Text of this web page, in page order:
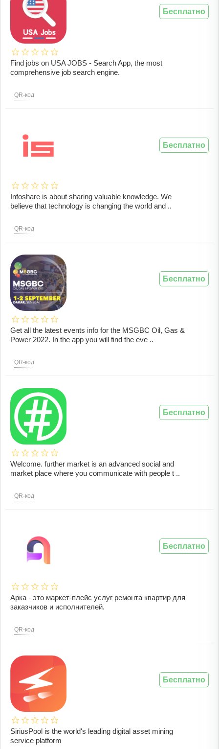
Find jobs on USA JOBS - Search App, the most
comprehensive job search engine.
QR-код
Бесплатно
Infoshare is about sharing valuable knowledge. We
believe that technology is changing the world and ..
QR-код
Бесплатно
Get all the latest events info for the MSGBC Oil, Gas &
Power 2022. In the app you will find the eve ..
QR-код
Бесплатно
Welcome. further market is an advanced social and
market place where you communicate with people t ..
QR-код
Бесплатно
Арка - это маркет-плейс услуг ремонта квартир для
заказчиков и исполнителей.
QR-код
Бесплатно
SiriusPool is the world's leading digital asset mining
service platform
Бесплатно